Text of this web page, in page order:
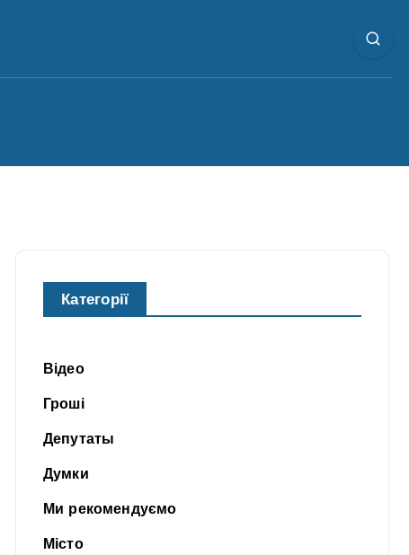
Категорії
Відео
Гроші
Депутаты
Думки
Ми рекомендуємо
Місто